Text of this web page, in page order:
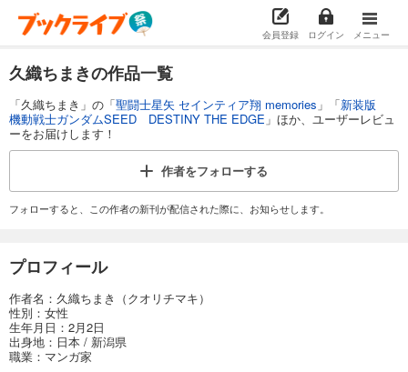
会員登録 ログイン メニュー
久織ちまきの作品一覧
「久織ちまき」の「聖闘士星矢 セインティア翔 memories 」「新装版
機動戦士ガンダムSEED DESTINY THE EDGE 」ほか、ユーザーレビュ
ーをお届けします！
作者をフォローする
フォローすると、この作者の新刊が配信された際に、お知らせします。
プロフィール
作者名：久織ちまき（クオリチマキ）
性別：女性
生年月日：2月2日
出身地：日本 / 新潟県
職業：マンガ家